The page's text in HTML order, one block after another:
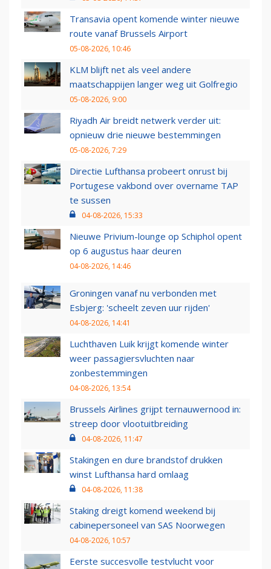
Transavia opent komende winter nieuwe
route vanaf Brussels Airport
05-08-2026, 10:46
KLM blijft net als veel andere
maatschappijen langer weg uit Golfregio
05-08-2026, 9:00
Riyadh Air breidt netwerk verder uit:
opnieuw drie nieuwe bestemmingen
05-08-2026, 7:29
Directie Lufthansa probeert onrust bij
Portugese vakbond over overname TAP
te sussen
04-08-2026, 15:33
Nieuwe Privium-lounge op Schiphol opent
op 6 augustus haar deuren
04-08-2026, 14:46
Groningen vanaf nu verbonden met
Esbjerg: 'scheelt zeven uur rijden'
04-08-2026, 14:41
Luchthaven Luik krijgt komende winter
weer passagiersvluchten naar
zonbestemmingen
04-08-2026, 13:54
Brussels Airlines grijpt ternauwernood in:
streep door vlootuitbreiding
04-08-2026, 11:47
Stakingen en dure brandstof drukken
winst Lufthansa hard omlaag
04-08-2026, 11:38
Staking dreigt komend weekend bij
cabinepersoneel van SAS Noorwegen
04-08-2026, 10:57
Eerste succesvolle testvlucht voor